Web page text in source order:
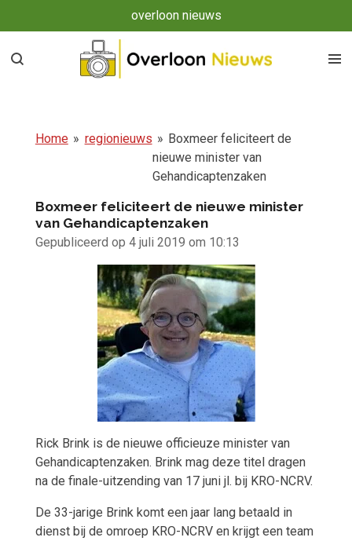
direct
naar
overloon nieuws
Home » regionieuws » Boxmeer feliciteert de
nieuwe minister van
Gehandicaptenzaken
Boxmeer feliciteert de nieuwe minister
van Gehandicaptenzaken
Gepubliceerd op 4 juli 2019 om 10:13
Rick Brink is de nieuwe officieuze minister van
Gehandicaptenzaken. Brink mag deze titel dragen
na de finale-uitzending van 17 juni jl. bij KRO-NCRV.
De 33-jarige Brink komt een jaar lang betaald in
dienst bij de omroep KRO-NCRV en krijgt een team